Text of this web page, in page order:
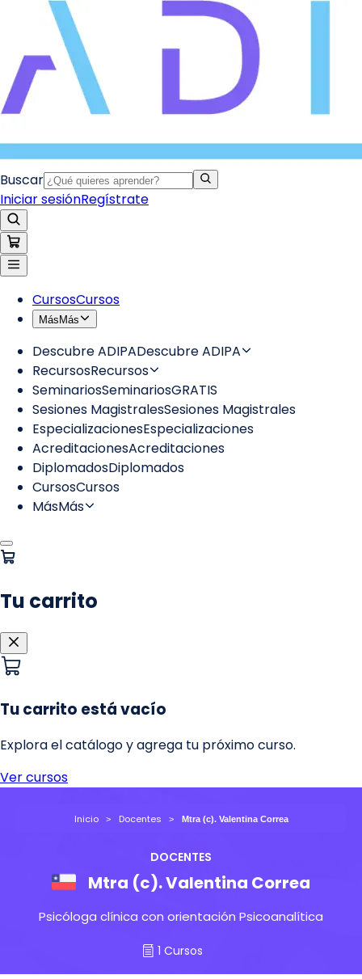
Inicio Docentes Mtra (c). Valentina Correa
DOCENTES
Mtra (c). Valentina Correa
Psicóloga clínica con orientación Psicoanalítica
1 Cursos